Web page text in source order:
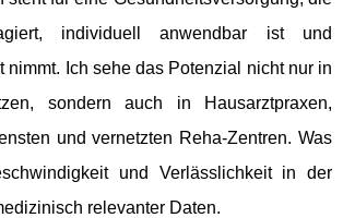
individuell anwendbar ist und
nimmt. Ich sehe das Potenzial nicht nur in
sondern auch in Hausarztpraxen,
und vernetzten Reha-Zentren. Was
und Verlässlichkeit in der
relevanter Daten.